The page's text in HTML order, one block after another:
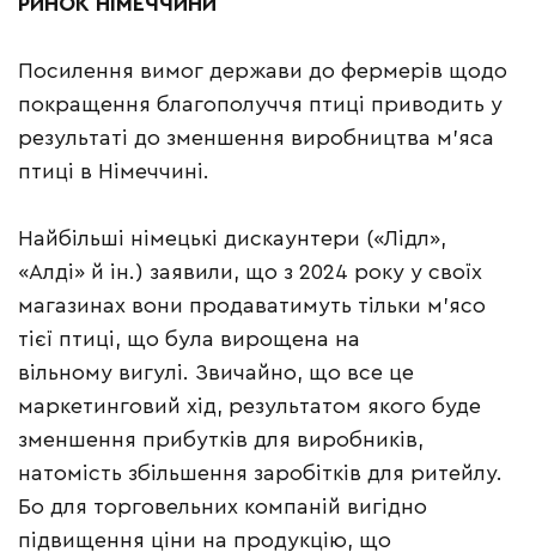
Посилення вимог держави до фермерів щодо
покращення благополуччя птиці приводить у
результаті до зменшення виробництва м’яса
птиці в Німеччині.
Найбільші німецькі дискаунтери («Лідл»,
«Алді» й ін.) заявили, що з 2024 року у своїх
магазинах вони продаватимуть тільки м’ясо
тієї птиці, що була вирощена на
вільному вигулі. Звичайно, що все це
маркетинговий хід, результатом якого буде
зменшення прибутків для виробників,
натомість збільшення заробітків для ритейлу.
Бо для торговельних компаній вигідно
підвищення ціни на продукцію, що